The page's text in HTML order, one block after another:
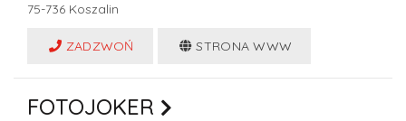
75-736 Koszalin
ZADZWOŃ STRONA WWW
FOTOJOKER